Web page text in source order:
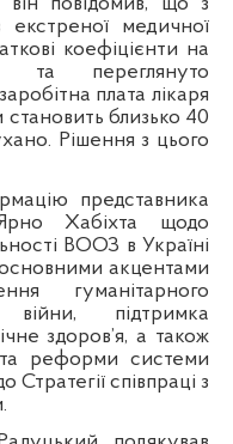
екстреної медичної
коефіцієнти на
та переглянуто
плата лікаря
близько 40
Рішення з цього
представника
Хабіхта щодо
ВООЗ в Україні
акцентами
гуманітарного
підтримка
здоров’я, а також
та реформи системи
Стратегії співпраці з